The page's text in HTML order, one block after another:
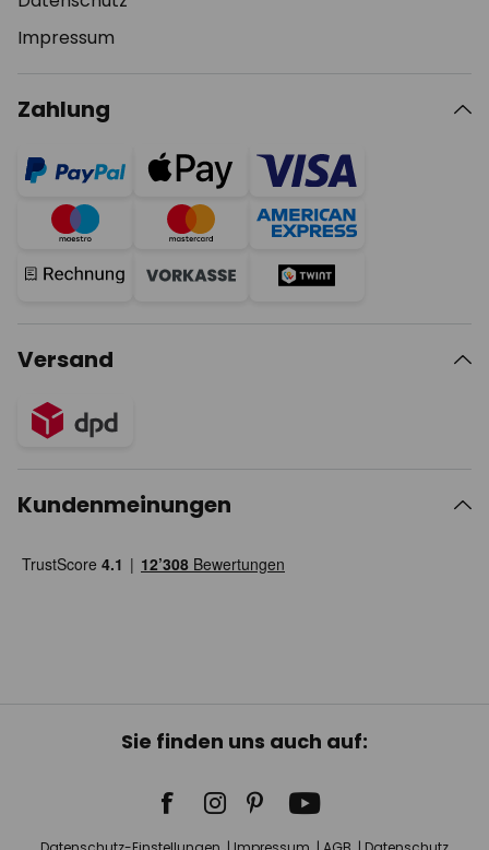
Impressum
Zahlung
Versand
Kundenmeinungen
Sie finden uns auch auf: